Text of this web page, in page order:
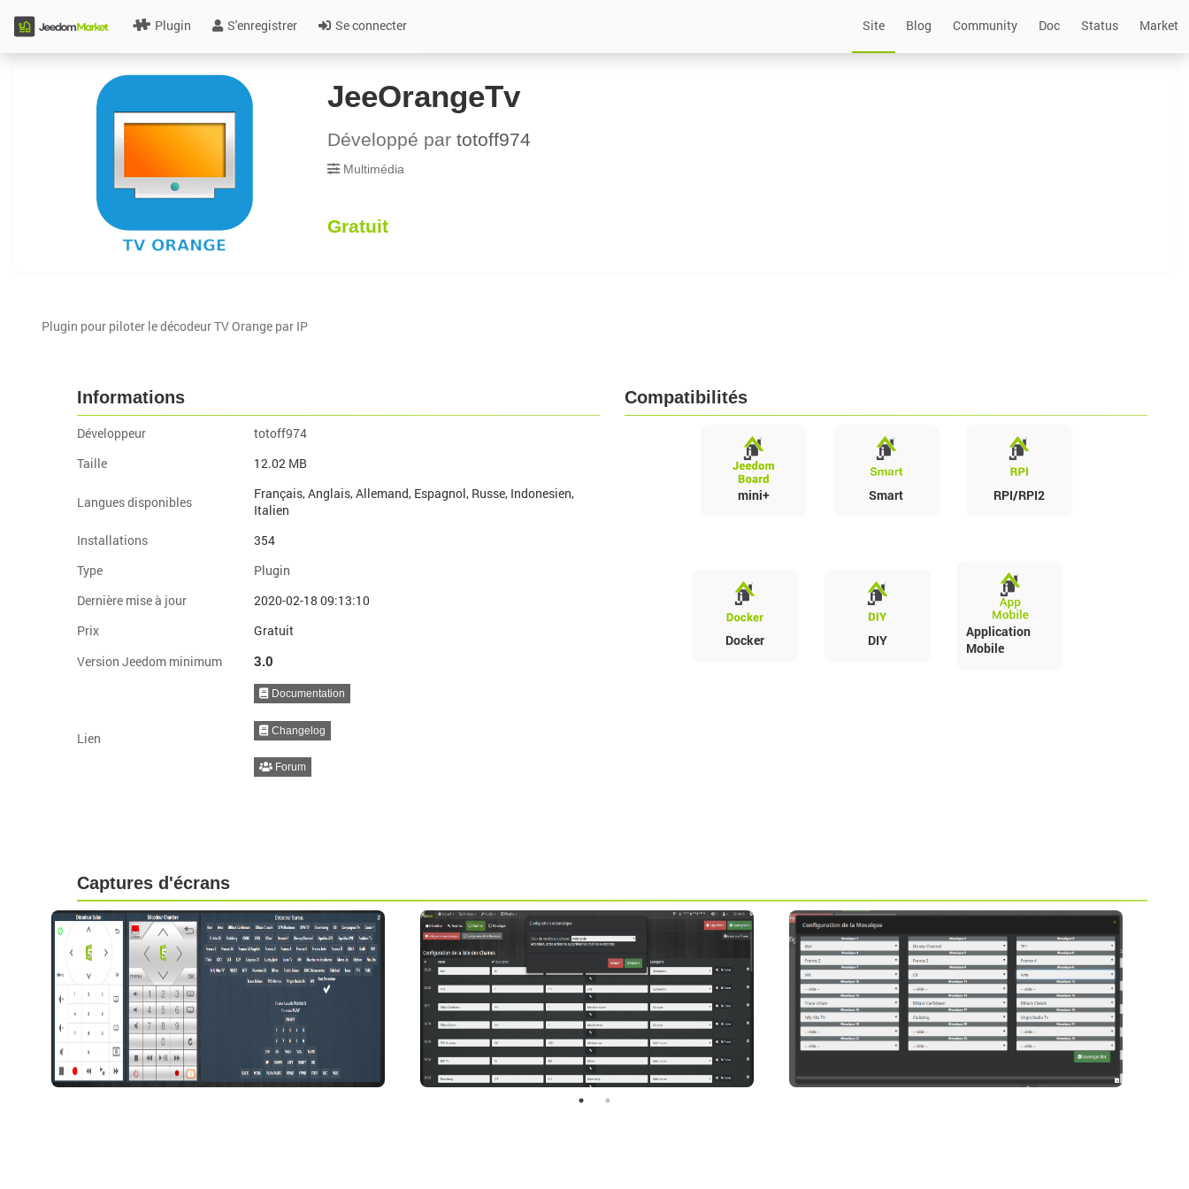
Plugin S'enregistrer Se connecter Site Blog Community Doc Status Market
JeeOrangeTv
Développé par totoff974
Multimédia
Gratuit
Plugin pour piloter le décodeur TV Orange par IP
Informations
Développeur
totoff974
Taille
12.02 MB
Langues disponibles
Français, Anglais, Allemand, Espagnol, Russe, Indonesien,
Italien
Installations
354
Type
Plugin
Dernière mise à jour
2020-02-18 09:13:10
Prix
Gratuit
Version Jeedom minimum
3.0
Lien
Documentation
Changelog
Forum
Compatibilités
mini+ Smart RPI/RPI2
Docker DIY
Application
Mobile
Captures d'écrans